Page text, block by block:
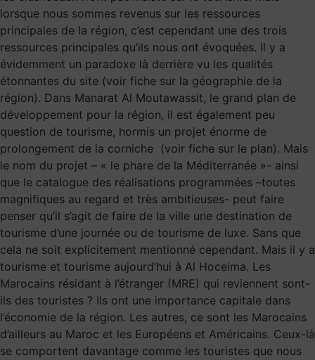
lorsque nous sommes revenus sur les ressources
principales de la région, c’est cependant une des trois
ressources principales qu’ils nous ont évoquées. Il y a
évidemment un paradoxe là derrière vu les qualités
étonnantes du site (voir fiche sur la géographie de la
région). Dans Manarat Al Moutawassit, le grand plan de
développement pour la région, il est également peu
question de tourisme, hormis un projet énorme de
prolongement de la corniche (voir fiche sur le plan). Mais
le nom du projet – « le phare de la Méditerranée »- ainsi
que le catalogue des réalisations programmées –toutes
magnifiques au regard et très ambitieuses- peut faire
penser qu’il s’agit de faire de la ville une destination de
tourisme d’une journée ou de tourisme de luxe. Sans que
cela ne soit explicitement mentionné cependant. Mais il y a
tourisme et tourisme aujourd’hui à Al Hoceima. Les
Marocains résidant à l’étranger (MRE) qui reviennent sont-
ils des touristes ? Ils ont une importance capitale dans
l’économie de la région. Les autres, ce sont les Marocains
d’ailleurs au Maroc et les Européens et Américains. Ceux-là
se comportent davantage comme les touristes que nous